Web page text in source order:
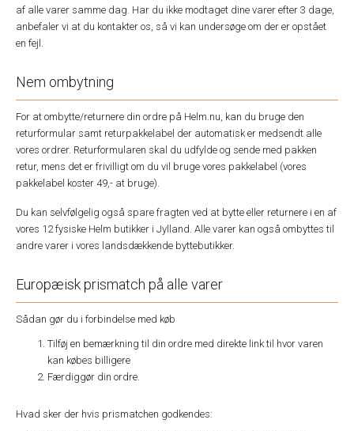
af alle varer samme dag. Har du ikke modtaget dine varer efter 3 dage,
anbefaler vi at du kontakter os, så vi kan undersøge om der er opstået
en fejl.
Nem ombytning
For at ombytte/returnere din ordre på Helm.nu, kan du bruge den
returformular samt returpakkelabel der automatisk er medsendt alle
vores ordrer. Returformularen skal du udfylde og sende med pakken
retur, mens det er frivilligt om du vil bruge vores pakkelabel (vores
pakkelabel koster 49,- at bruge).
Du kan selvfølgelig også spare fragten ved at bytte eller returnere i en af
vores 12 fysiske Helm butikker i Jylland. Alle varer kan også ombyttes til
andre varer i vores landsdækkende byttebutikker.
Europæisk prismatch på alle varer
Sådan gør du i forbindelse med køb
Tilføj en bemærkning til din ordre med direkte link til hvor varen
kan købes billigere
Færdiggør din ordre.
Hvad sker der hvis prismatchen godkendes: